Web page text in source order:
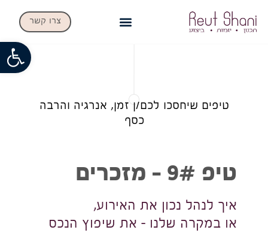
צרו קשר
טיפים שיחסכו לכם/ן זמן, אנרגיה והרבה
כסף
טיפ 9# – מזכרים
איך לנהל נכון את האירוע,
או במקרה שלנו – את שיפוץ הנכס